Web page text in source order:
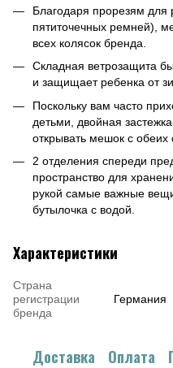
Благодаря прорезям для
пятиточечных ремней),
всех колясок бренда.
Складная ветрозащита
и защищает ребенка от
Поскольку вам часто
детьми, двойная
открывать мешок с обеих
2 отделения спереди
пространство для
рукой самые важные
бутылочка с водой.
Характеристики
Страна
регистрации
бренда
Германия
Доставка Оплата